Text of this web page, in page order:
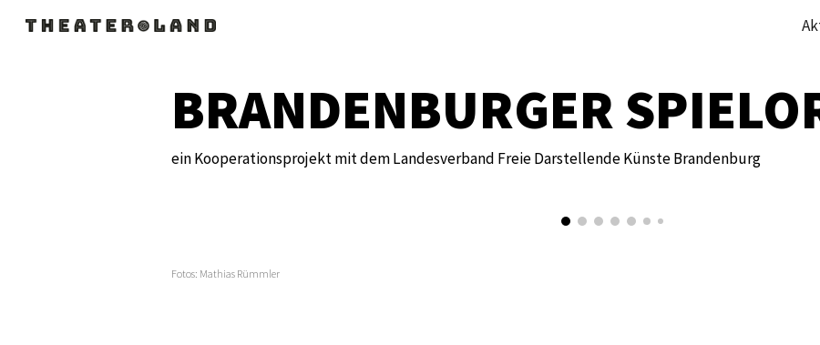
Skip to
BRANDENBURGER
ein Kooperationsprojekt mit dem Landesverband Freie Darstellende Künste Brandenburg
Fotos: Mathias Rümmler